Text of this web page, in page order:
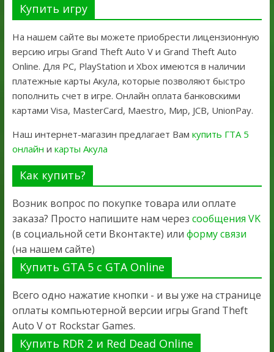
Купить игру
На нашем сайте вы можете приобрести лицензионную
версию игры Grand Theft Auto V и Grand Theft Auto
Online. Для PC, PlayStation и Xbox имеются в наличии
платежные карты Акула, которые позволяют быстро
пополнить счет в игре. Онлайн оплата банковскими
картами Visa, MasterCard, Maestro, Мир, JCB, UnionPay.
Наш интернет-магазин предлагает Вам купить ГТА 5
онлайн и карты Акула
Как купить?
Возник вопрос по покупке товара или оплате
заказа? Просто напишите нам через сообщения VK
(в социальной сети Вконтакте) или форму связи
(на нашем сайте)
Купить GTA 5 с GTA Online
Всего одно нажатие кнопки - и вы уже на странице
оплаты компьютерной версии игры Grand Theft
Auto V от Rockstar Games.
Купить RDR 2 и Red Dead Online